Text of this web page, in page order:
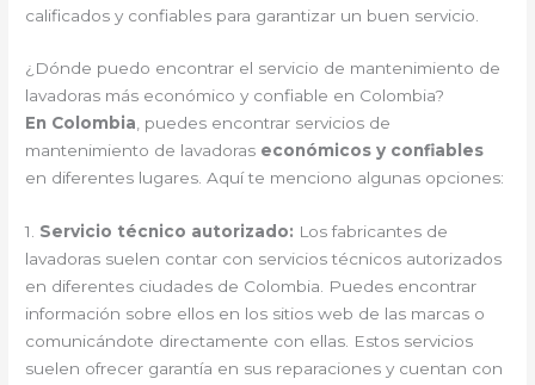
calificados y confiables para garantizar un buen servicio.
¿Dónde puedo encontrar el servicio de mantenimiento de
lavadoras más económico y confiable en Colombia?
En Colombia, puedes encontrar servicios de
mantenimiento de lavadoras económicos y confiables
en diferentes lugares. Aquí te menciono algunas opciones:
1. Servicio técnico autorizado: Los fabricantes de
lavadoras suelen contar con servicios técnicos autorizados
en diferentes ciudades de Colombia. Puedes encontrar
información sobre ellos en los sitios web de las marcas o
comunicándote directamente con ellas. Estos servicios
suelen ofrecer garantía en sus reparaciones y cuentan con